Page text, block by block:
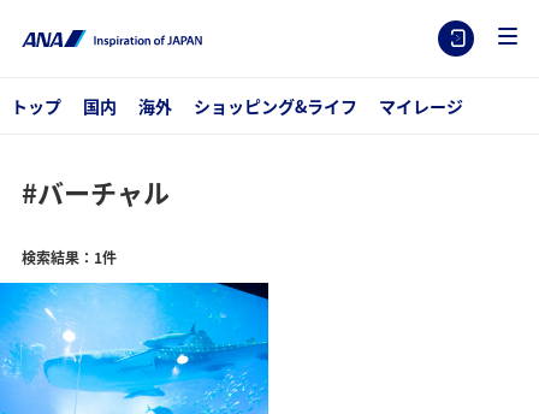
トップ 国内 海外 ショッピング&ライフ マイレージ
#バーチャル
検索結果：1件